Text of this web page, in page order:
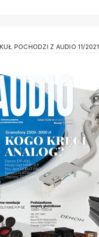
POCHODZI Z AUDIO 11/2021